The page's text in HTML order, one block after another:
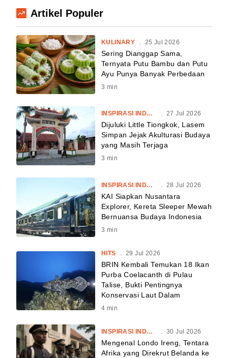
Artikel Populer
KULINARY . 25 Jul 2026
Sering Dianggap Sama,
Ternyata Putu Bambu dan Putu
Ayu Punya Banyak Perbedaan
3 min
INSPIRASI INDONESIA . 27 Jul 2026
Dijuluki Little Tiongkok, Lasem
Simpan Jejak Akulturasi Budaya
yang Masih Terjaga
3 min
INSPIRASI INDONESIA 28 Jul 2026
KAI Siapkan Nusantara
Explorer, Kereta Sleeper Mewah
Bernuansa Budaya Indonesia
3 min
HITS 29 Jul 2026
BRIN Kembali Temukan 18 Ikan
Purba Coelacanth di Pulau
Talise, Bukti Pentingnya
Konservasi Laut Dalam
4 min
INSPIRASI INDONESIA 30 Jul 2026
Mengenal Londo Ireng, Tentara
Afrika yang Direkrut Belanda ke